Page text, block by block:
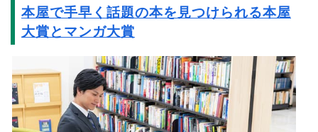
本屋で手早く話題の本を見つけられる本屋
大賞とマンガ大賞